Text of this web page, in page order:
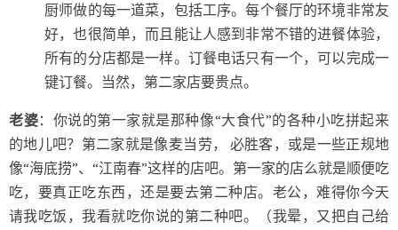
厨师做的每一道菜，包括工序。每个餐厅的环境非常友
好，也很简单，而且能让人感到非常不错的进餐体验，
所有的分店都是一样。订餐电话只有一个，可以完成一
键订餐。当然，第二家店要贵点。
老婆：你说的第一家就是那种像“大食代”的各种小吃拼起来
的地儿吧？第二家就是像麦当劳， 必胜客，或是一些正规地
像“海底捞”、“江南春”这样的店吧。第一家的店么就是顺便吃
吃，要真正吃东西，还是要去第二种店。老公，难得你今天
请我吃饭，我看就吃你说的第二种吧。（我晕，又把自己给